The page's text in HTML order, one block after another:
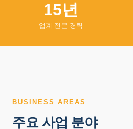
15년
업계 전문 경력
BUSINESS AREAS
주요 사업 분야